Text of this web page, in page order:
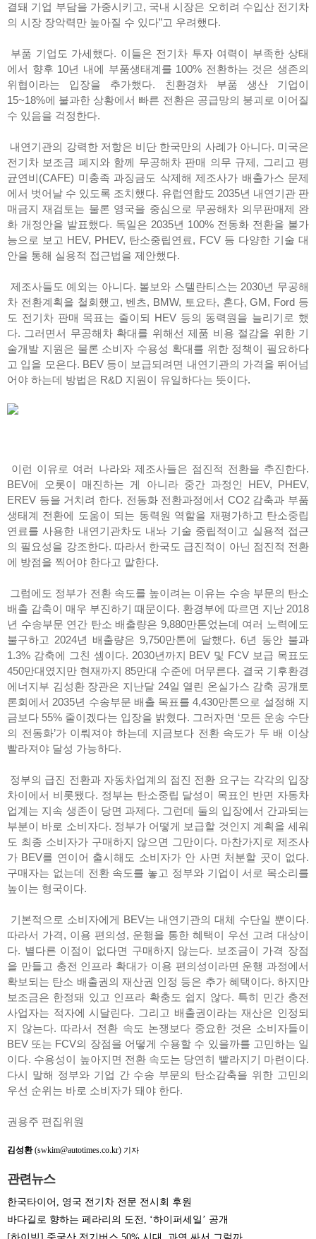
결돼 기업 부담을 가중시키고, 국내 시장은 오히려 수입산 전기차
의 시장 장악력만 높아질 수 있다”고 우려했다.
부품 기업도 가세했다. 이들은 전기차 투자 여력이 부족한 상태
에서 향후 10년 내에 부품생태계를 100% 전환하는 것은 생존의
위협이라는 입장을 추가했다. 친환경차 부품 생산 기업이
15~18%에 불과한 상황에서 빠른 전환은 공급망의 붕괴로 이어질
수 있음을 걱정한다.
내연기관의 강력한 저항은 비단 한국만의 사례가 아니다. 미국은
전기차 보조금 폐지와 함께 무공해차 판매 의무 규제, 그리고 평
균연비(CAFE) 미충족 과징금도 삭제해 제조사가 배출가스 문제
에서 벗어날 수 있도록 조치했다. 유럽연합도 2035년 내연기관 판
매금지 재검토는 물론 영국을 중심으로 무공해차 의무판매제 완
화 개정안을 발표했다. 독일은 2035년 100% 전동화 전환을 불가
능으로 보고 HEV, PHEV, 탄소중립연료, FCV 등 다양한 기술 대
안을 통해 실용적 접근법을 제안했다.
제조사들도 예외는 아니다. 볼보와 스텔란티스는 2030년 무공해
차 전환계획을 철회했고, 벤츠, BMW, 토요타, 혼다, GM, Ford 등
도 전기차 판매 목표는 줄이되 HEV 등의 동력원을 늘리기로 했
다. 그러면서 무공해차 확대를 위해선 제품 비용 절감을 위한 기
술개발 지원은 물론 소비자 수용성 확대를 위한 정책이 필요하다
고 입을 모은다. BEV 등이 보급되려면 내연기관의 가격을 뛰어넘
어야 하는데 방법은 R&D 지원이 유일하다는 뜻이다.
이런 이유로 여러 나라와 제조사들은 점진적 전환을 추진한다.
BEV에 오롯이 매진하는 게 아니라 중간 과정인 HEV, PHEV,
EREV 등을 거치려 한다. 전동화 전환과정에서 CO2 감축과 부품
생태계 전환에 도움이 되는 동력원 역할을 재평가하고 탄소중립
연료를 사용한 내연기관차도 내놔 기술 중립적이고 실용적 접근
의 필요성을 강조한다. 따라서 한국도 급진적이 아닌 점진적 전환
에 방점을 찍어야 한다고 말한다.
그럼에도 정부가 전환 속도를 높이려는 이유는 수송 부문의 탄소
배출 감축이 매우 부진하기 때문이다. 환경부에 따르면 지난 2018
년 수송부문 연간 탄소 배출량은 9,880만톤었는데 여러 노력에도
불구하고 2024년 배출량은 9,750만톤에 달했다. 6년 동안 불과
1.3% 감축에 그친 셈이다. 2030년까지 BEV 및 FCV 보급 목표도
450만대였지만 현재까지 85만대 수준에 머무른다. 결국 기후환경
에너지부 김성환 장관은 지난달 24일 열린 온실가스 감축 공개토
론회에서 2035년 수송부문 배출 목표를 4,430만톤으로 설정해 지
금보다 55% 줄이겠다는 입장을 밝혔다. 그러자면 ‘모든 운송 수단
의 전동화’가 이뤄져야 하는데 지금보다 전환 속도가 두 배 이상
빨라져야 달성 가능하다.
정부의 급진 전환과 자동차업계의 점진 전환 요구는 각각의 입장
차이에서 비롯됐다. 정부는 탄소중립 달성이 목표인 반면 자동차
업계는 지속 생존이 당면 과제다. 그런데 둘의 입장에서 간과되는
부분이 바로 소비자다. 정부가 어떻게 보급할 것인지 계획을 세워
도 최종 소비자가 구매하지 않으면 그만이다. 마찬가지로 제조사
가 BEV를 연이어 출시해도 소비자가 안 사면 처분할 곳이 없다.
구매자는 없는데 전환 속도를 놓고 정부와 기업이 서로 목소리를
높이는 형국이다.
기본적으로 소비자에게 BEV는 내연기관의 대체 수단일 뿐이다.
따라서 가격, 이용 편의성, 운행을 통한 혜택이 우선 고려 대상이
다. 별다른 이점이 없다면 구매하지 않는다. 보조금이 가격 장점
을 만들고 충전 인프라 확대가 이용 편의성이라면 운행 과정에서
확보되는 탄소 배출권의 재산권 인정 등은 추가 혜택이다. 하지만
보조금은 한정돼 있고 인프라 확충도 쉽지 않다. 특히 민간 충전
사업자는 적자에 시달린다. 그리고 배출권이라는 재산은 인정되
지 않는다. 따라서 전환 속도 논쟁보다 중요한 것은 소비자들이
BEV 또는 FCV의 장점을 어떻게 수용할 수 있을까를 고민하는 일
이다. 수용성이 높아지면 전환 속도는 당연히 빨라지기 마련이다.
다시 말해 정부와 기업 간 수송 부문의 탄소감축을 위한 고민의
우선 순위는 바로 소비자가 돼야 한다.
권용주 편집위원
김성환(swkim@autotimes.co.kr) 기자
관련뉴스
한국타이어, 영국 전기차 전문 전시회 후원
바다길로 향하는 페라리의 도전, ‘하이퍼세일’ 공개